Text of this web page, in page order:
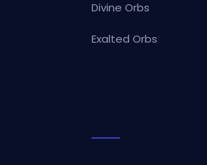
Divine Orbs
Exalted Orbs